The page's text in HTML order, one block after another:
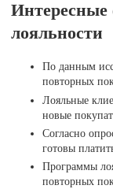
Интересные
лояльности
По данным
повторных
Лояльные
новые
Согласно
готовы
Программы
повторных